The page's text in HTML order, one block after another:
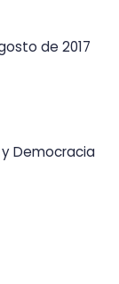
de 2017
Democracia